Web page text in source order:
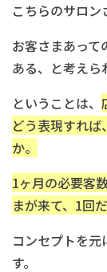
こちらのサロン
お客さまあって
ある、と考えら
ということは、
どう表現すれ
か。
1ヶ月の必要客
まが来て、1回
コンセプトを元
す。